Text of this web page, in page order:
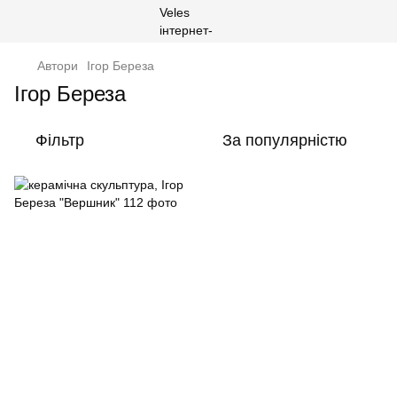
Автори Ігор Береза
Ігор Береза
Фільтр За популярністю